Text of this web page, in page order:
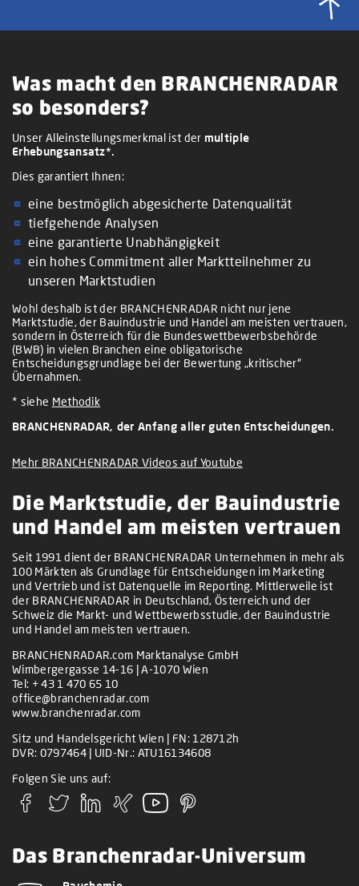
Was macht den BRANCHENRADAR
so besonders?
Unser Alleinstellungsmerkmal ist der multiple
Erhebungsansatz*.
Dies garantiert Ihnen:
eine bestmöglich abgesicherte Datenqualität
tiefgehende Analysen
eine garantierte Unabhängigkeit
ein hohes Commitment aller Marktteilnehmer zu
unseren Marktstudien
Wohl deshalb ist der BRANCHENRADAR nicht nur jene
Marktstudie, der Bauindustrie und Handel am meisten vertrauen,
sondern in Österreich für die Bundeswettbewerbsbehörde
(BWB) in vielen Branchen eine obligatorische
Entscheidungsgrundlage bei der Bewertung „kritischer“
Übernahmen.
* siehe Methodik
BRANCHENRADAR, der Anfang aller guten Entscheidungen.
Mehr BRANCHENRADAR Videos auf Youtube
Die Marktstudie, der Bauindustrie
und Handel am meisten vertrauen
Seit 1991 dient der BRANCHENRADAR Unternehmen in mehr als
100 Märkten als Grundlage für Entscheidungen im Marketing
und Vertrieb und ist Datenquelle im Reporting. Mittlerweile ist
der BRANCHENRADAR in Deutschland, Österreich und der
Schweiz die Markt- und Wettbewerbsstudie, der Bauindustrie
und Handel am meisten vertrauen.
BRANCHENRADAR.com Marktanalyse GmbH
Wimbergergasse 14-16 | A-1070 Wien
Tel: + 43 1 470 65 10
office@branchenradar.com
www.branchenradar.com
Sitz und Handelsgericht Wien | FN: 128712h
DVR: 0797464 | UID-Nr.: ATU16134608
Folgen Sie uns auf:
Das Branchenradar-Universum